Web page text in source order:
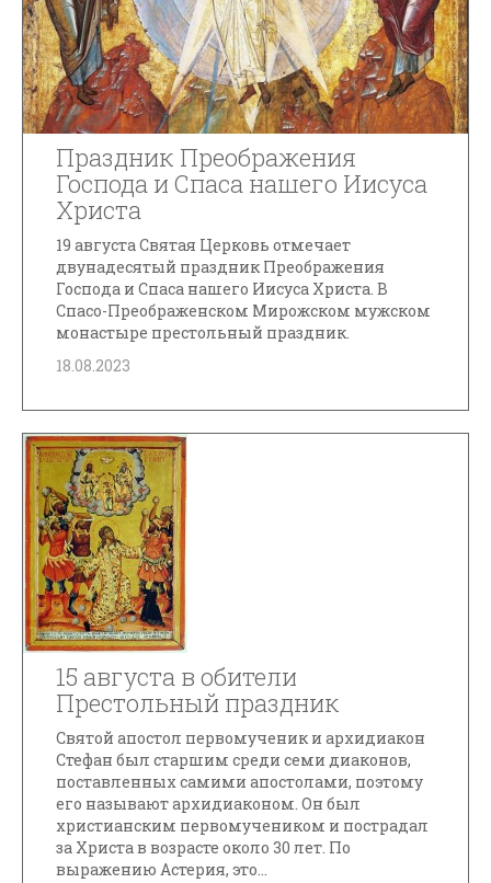
Праздник Преображения
Господа и Спаса нашего Иисуса
Христа
19 августа Святая Церковь отмечает
двунадесятый праздник Преображения
Господа и Спаса нашего Иисуса Христа. В
Спасо-Преображенском Мирожском мужском
монастыре престольный праздник.
18.08.2023
15 августа в обители
Престольный праздник
Святой апостол первомученик и архидиакон
Стефан был старшим среди семи диаконов,
поставленных самими апостолами, поэтому
его называют архидиаконом. Он был
христианским первомучеником и пострадал
за Христа в возрасте около 30 лет. По
выражению Астерия, это...